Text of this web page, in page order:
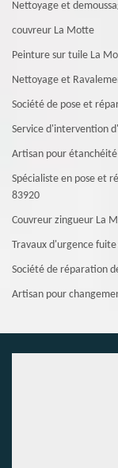
Nettoyage et
couvreur La Motte
Peinture sur tuile La
Nettoyage et
Société de pose et
Service d'intervention
Artisan pour
Spécialiste en pose et
83920
Couvreur zingueur La
Travaux d'urgence
Société de réparation
Artisan pour